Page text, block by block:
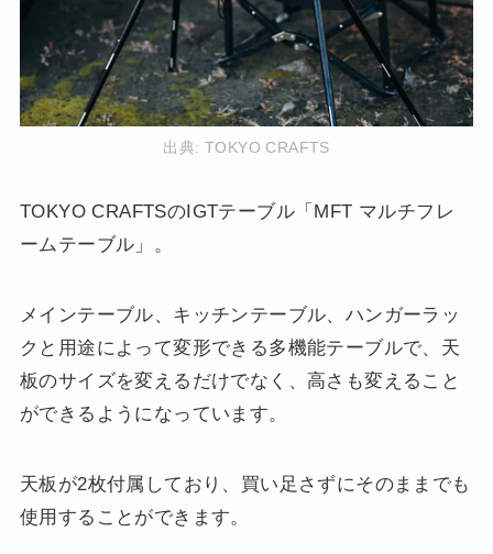
出典: TOKYO CRAFTS
TOKYO CRAFTSのIGTテーブル「MFT マルチフレ
ームテーブル」。
メインテーブル、キッチンテーブル、ハンガーラッ
クと用途によって変形できる多機能テーブルで、天
板のサイズを変えるだけでなく、高さも変えること
ができるようになっています。
天板が2枚付属しており、買い足さずにそのままでも
使用することができます。